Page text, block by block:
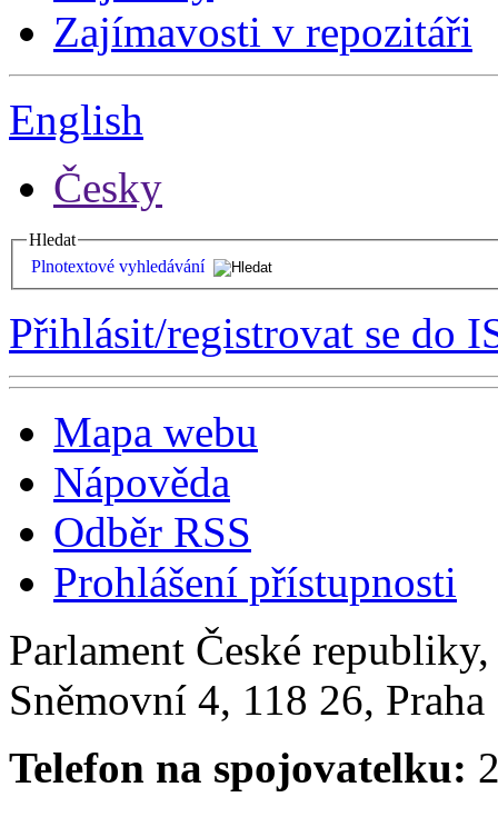
Zajímavosti v repozitáři
English
Česky
Hledat
Plnotextové vyhledávání
Přihlásit/registrovat se do
Mapa webu
Nápověda
Odběr RSS
Prohlášení přístupnosti
Parlament České
Sněmovní 4, 118 26,
Telefon na spojovatelku: